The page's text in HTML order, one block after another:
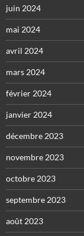
juin 2024
mai 2024
avril 2024
mars 2024
février 2024
janvier 2024
décembre 2023
novembre 2023
octobre 2023
septembre 2023
août 2023